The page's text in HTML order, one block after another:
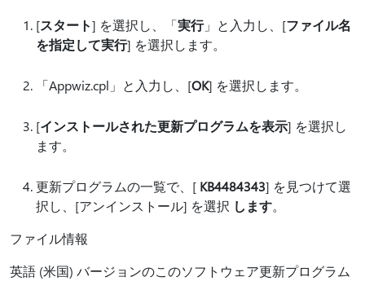
[スタート] を選択し、「実行」と入力し、[ファイル名
を指定して実行] を選択します。
「Appwiz.cpl」と入力し、[OK] を選択します。
[インストールされた更新プログラムを表示] を選択し
ます。
更新プログラムの一覧で、[ KB4484343] を見つけて選
択し、[アンインストール] を選択 します。
ファイル情報
英語 (米国) バージョンのこのソフトウェア更新プログラム